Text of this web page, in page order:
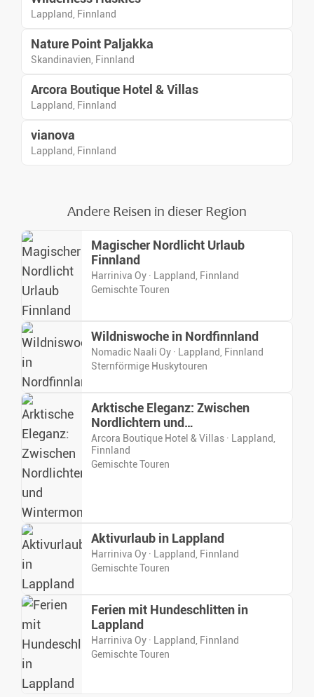
Lappland, Finnland
Nature Point Paljakka
Skandinavien, Finnland
Arcora Boutique Hotel & Villas
Lappland, Finnland
vianova
Lappland, Finnland
Andere Reisen in dieser Region
Magischer Nordlicht Urlaub
Finnland
Harriniva Oy · Lappland, Finnland
Gemischte Touren
Wildniswoche in Nordfinnland
Nomadic Naali Oy · Lappland, Finnland
Sternförmige Huskytouren
Arktische Eleganz: Zwischen
Nordlichtern und
Wintermomenten
Arcora Boutique Hotel & Villas · Lappland,
Finnland
Gemischte Touren
Aktivurlaub in Lappland
Harriniva Oy · Lappland, Finnland
Gemischte Touren
Ferien mit Hundeschlitten in
Lappland
Harriniva Oy · Lappland, Finnland
Gemischte Touren